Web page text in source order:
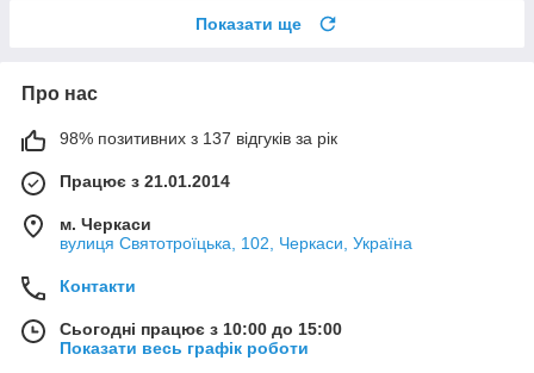
Показати ще
Про нас
98% позитивних з 137 відгуків за рік
Працює з 21.01.2014
м. Черкаси
вулиця Святотроїцька, 102, Черкаси, Україна
Контакти
Сьогодні працює з 10:00 до 15:00
Показати весь графік роботи